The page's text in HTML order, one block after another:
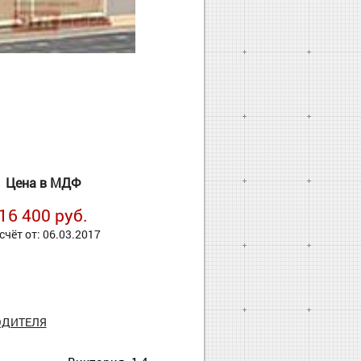
Цена в МДФ
400 руб.
от: 06.03.2017